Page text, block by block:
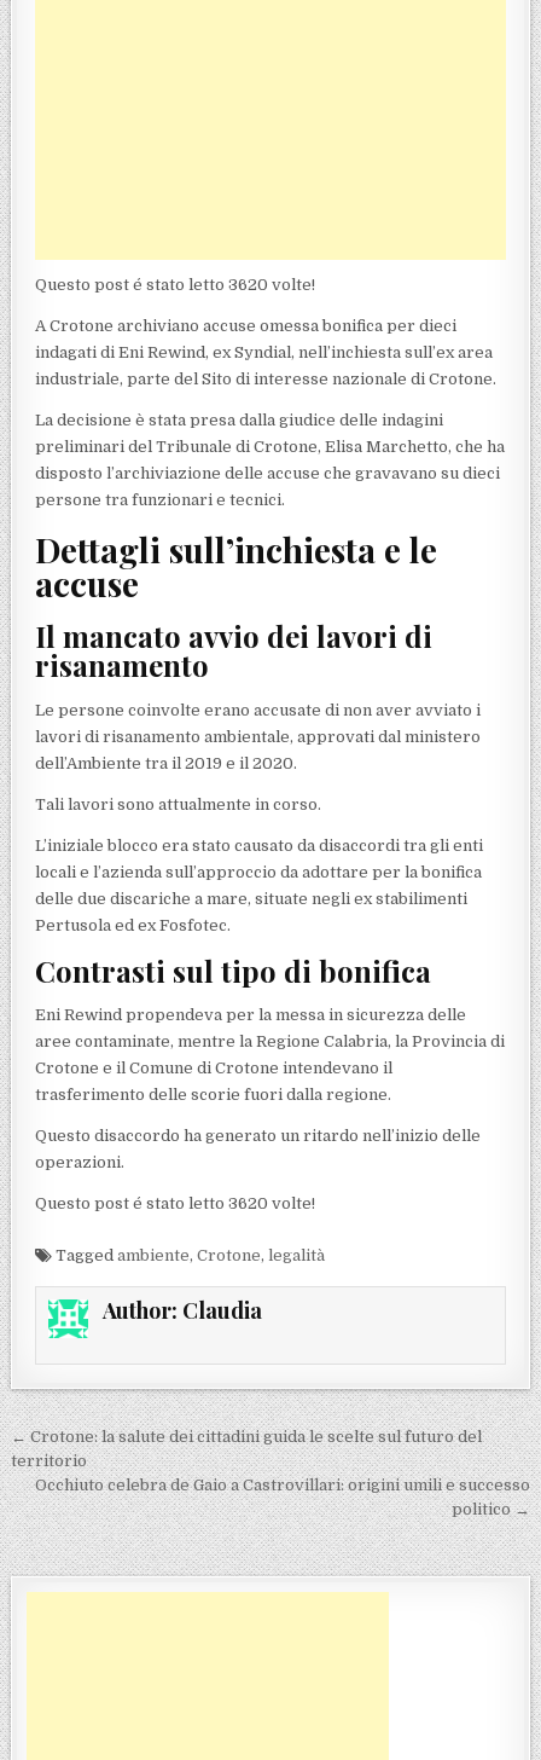
Questo post é stato letto 3620 volte!
A Crotone archiviano accuse omessa bonifica per dieci
indagati di Eni Rewind, ex Syndial, nell’inchiesta sull’ex area
industriale, parte del Sito di interesse nazionale di Crotone.
La decisione è stata presa dalla giudice delle indagini
preliminari del Tribunale di Crotone, Elisa Marchetto, che ha
disposto l’archiviazione delle accuse che gravavano su dieci
persone tra funzionari e tecnici.
Dettagli sull’inchiesta e le
accuse
Il mancato avvio dei lavori di
risanamento
Le persone coinvolte erano accusate di non aver avviato i
lavori di risanamento ambientale, approvati dal ministero
dell’Ambiente tra il 2019 e il 2020.
Tali lavori sono attualmente in corso.
L’iniziale blocco era stato causato da disaccordi tra gli enti
locali e l’azienda sull’approccio da adottare per la bonifica
delle due discariche a mare, situate negli ex stabilimenti
Pertusola ed ex Fosfotec.
Contrasti sul tipo di bonifica
Eni Rewind propendeva per la messa in sicurezza delle
aree contaminate, mentre la Regione Calabria, la Provincia di
Crotone e il Comune di Crotone intendevano il
trasferimento delle scorie fuori dalla regione.
Questo disaccordo ha generato un ritardo nell’inizio delle
operazioni.
Questo post é stato letto 3620 volte!
Taggedambiente,Crotone,legalità
Author: Claudia
Navigazione articoli
← Crotone: la salute dei cittadini guida le scelte sul futuro del
territorio
Occhiuto celebra de Gaio a Castrovillari: origini umili e successo
politico →